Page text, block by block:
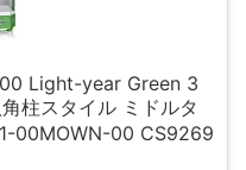
Light-year Green 3
柱スタイル ミドルタ
00MOWN-00 CS9269